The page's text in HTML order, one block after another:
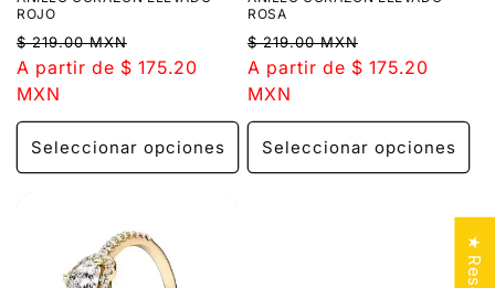
:
ROJO
Precio
habitual
$ 219.00 MXN
de
A partir de $ 175.20
MXN
Seleccionar opciones
ROSA
Precio
habitual
$ 219.00 MXN
de
A partir de $ 175.20
MXN
Seleccionar opciones